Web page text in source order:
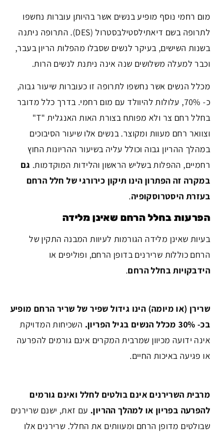
מום רחמי נוסף מופיע בנשים אשר בהיותן עוברות נחשפו
לתרופה בשם דיאתילסטילבסטרול (DES). התרופה ניתנה
בשנות השישים, בעיקר לנשים שסבלו מהפלות הריון בעבר,
וכבר למעלה משלושים שנה אינה ניתנת לנשים הרות.
מכלל הנשים אשר נחשפו לתרופה זו כעוברות שיעור גבוה,
כ- 70%, עלולות להיוולד עם מום רחמי. בדרך כלל מדובר
בחלל רחם צר ולא מפותח בצורת האות האנגלית "T"
וצוואר רחם מעוות ומקוצר. בנשים אלו שיעור הסיבוכים
במהלך ההריון גבוה וכולל עליה בשיעור ההריונות החוץ
רחמיים, ההפלות בשליש הראשון והלידות המוקדמות. גם
במקרה זה הפתרון הינו תיקון כירורגי של חלל הרחם
בעזרת היסטרוסקופיה.
הפרעות בחלל הרחם שאינן מלידה
בעיות שאינן מלידה הגורמות לעיוות המבנה התקין של
הרחם כוללות שרירנים בדופן הרחם, ופוליפים או
הידבקויות בחלל הרחם.
שרירן (או מיומה) הינו גידול שפיר של שריר הרחם מופיע
בכ- 30% מכלל הנשים בגיל הפריון.
השכיחות המדויקת
אינה ידועה מכיוון שמרבית המקרים אינם גורמים להפרעה
או פגיעה באיכות החיים.
מרבית השרירנים אינם בולטים לחלל ואינם גורמים
להפרעה בפריון או למהלך ההריון. עם זאת, ישנם שרירנים
שבולטים מדופן הרחם ומעוותים את החלל. שרירנים אלו